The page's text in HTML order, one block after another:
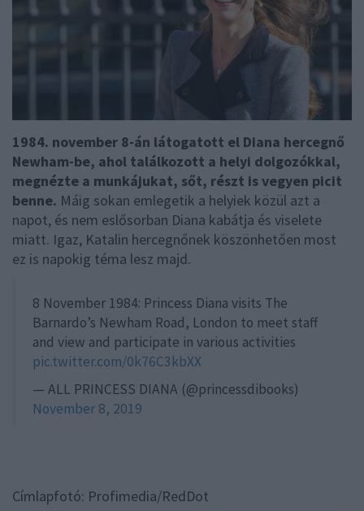
1984. november 8-án látogatott el Diana hercegnő
Newham-be, ahol találkozott a helyi dolgozókkal,
megnézte a munkájukat, sőt, részt is vegyen picit
benne. Máig sokan emlegetik a helyiek közül azt a
napot, és nem eslősorban Diana kabátja és viselete
miatt. Igaz, Katalin hercegnőnek köszönhetően most
ez is napokig téma lesz majd.
8 November 1984: Princess Diana visits The
Barnardo’s Newham Road, London to meet staff
and view and participate in various activities
pic.twitter.com/0k76C3kbXX
— ALL PRINCESS DIANA (@princessdibooks)
November 8, 2019
Címlapfotó: Profimedia/RedDot